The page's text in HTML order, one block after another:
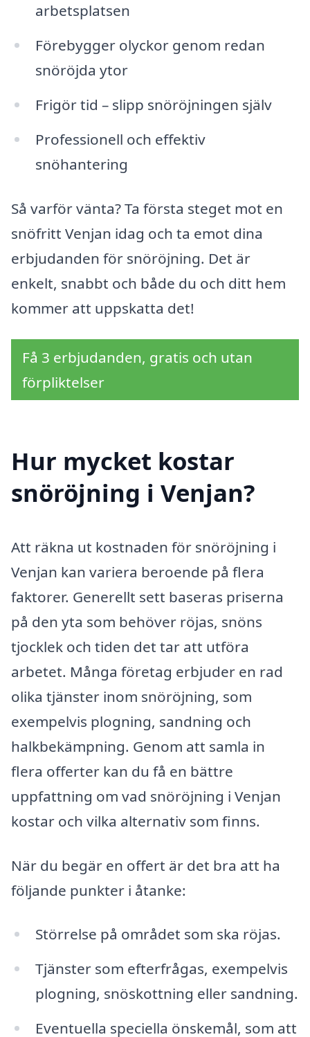
arbetsplatsen
Förebygger olyckor genom redan
snöröjda ytor
Frigör tid – slipp snöröjningen själv
Professionell och effektiv
snöhantering
Så varför vänta? Ta första steget mot en
snöfritt Venjan idag och ta emot dina
erbjudanden för snöröjning. Det är
enkelt, snabbt och både du och ditt hem
kommer att uppskatta det!
Få 3 erbjudanden, gratis och utan
förpliktelser
Hur mycket kostar
snöröjning i Venjan?
Att räkna ut kostnaden för snöröjning i
Venjan kan variera beroende på flera
faktorer. Generellt sett baseras priserna
på den yta som behöver röjas, snöns
tjocklek och tiden det tar att utföra
arbetet. Många företag erbjuder en rad
olika tjänster inom snöröjning, som
exempelvis plogning, sandning och
halkbekämpning. Genom att samla in
flera offerter kan du få en bättre
uppfattning om vad snöröjning i Venjan
kostar och vilka alternativ som finns.
När du begär en offert är det bra att ha
följande punkter i åtanke:
Störrelse på området som ska röjas.
Tjänster som efterfrågas, exempelvis
plogning, snöskottning eller sandning.
Eventuella speciella önskemål, som att